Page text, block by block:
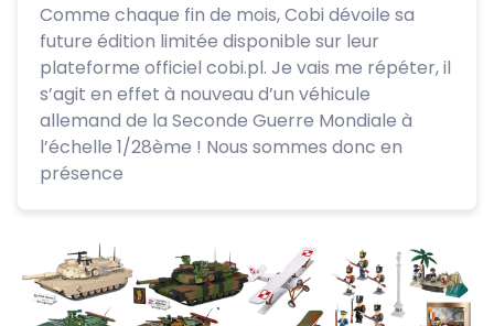
Comme chaque fin de mois, Cobi dévoile sa
future édition limitée disponible sur leur
plateforme officiel cobi.pl. Je vais me répéter, il
s’agit en effet à nouveau d’un véhicule
allemand de la Seconde Guerre Mondiale à
l’échelle 1/28ème ! Nous sommes donc en
présence